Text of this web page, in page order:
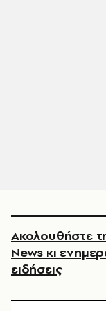
Ακολουθήστε
News κι
ειδήσεις